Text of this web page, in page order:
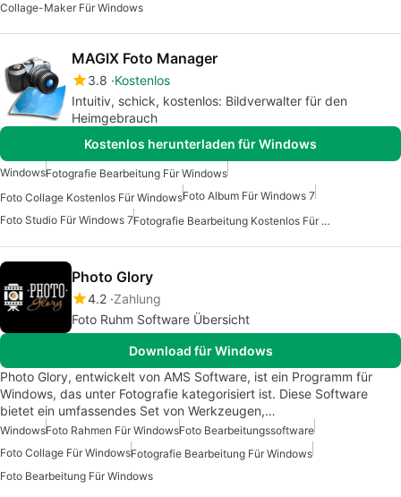
Collage-Maker Für Windows
MAGIX Foto Manager
3.8 Kostenlos
Intuitiv, schick, kostenlos: Bildverwalter für den
Heimgebrauch
Kostenlos herunterladen für Windows
WindowsFotografie Bearbeitung Für Windows
Foto Collage Kostenlos Für WindowsFoto Album Für Windows 7
Foto Studio Für Windows 7
Fotografie Bearbeitung Kostenlos Für Windows
Photo Glory
4.2 Zahlung
Foto Ruhm Software Übersicht
Download für Windows
Photo Glory, entwickelt von AMS Software, ist ein Programm für
Windows, das unter Fotografie kategorisiert ist. Diese Software
bietet ein umfassendes Set von Werkzeugen,…
WindowsFoto Rahmen Für WindowsFoto Bearbeitungssoftware
Foto Collage Für WindowsFotografie Bearbeitung Für Windows
Foto Bearbeitung Für Windows